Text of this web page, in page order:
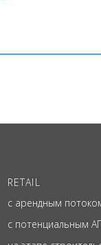
RETAIL
с арендным
с потенциальным